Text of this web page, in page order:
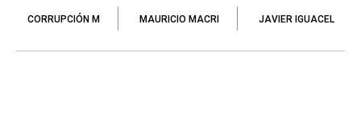
CORRUPCIÓN M MAURICIO MACRI JAVIER IGUACEL